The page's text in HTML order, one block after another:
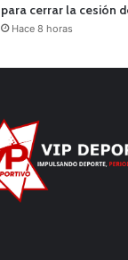
para cerrar la cesión
Hace 8 horas